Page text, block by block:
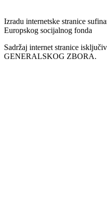
Izradu internetske stranice
Europskog socijalnog fonda
Sadržaj internet stranice
GENERALSKOG ZBORA.